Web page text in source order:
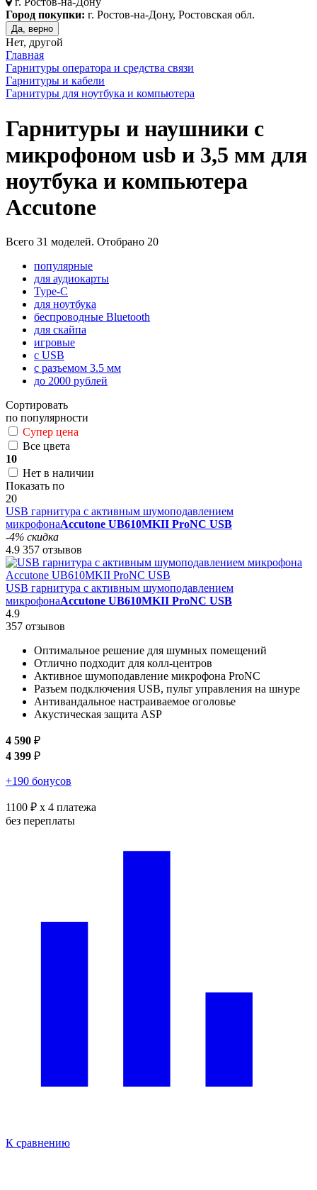
Город покупки: г. Ростов-на-Дону, Ростовская обл.
Да, верно
Нет, другой
Главная
Гарнитуры оператора и средства связи
Гарнитуры и кабели
Гарнитуры для ноутбука и компьютера
Гарнитуры и наушники с
микрофоном usb и 3,5 мм для
ноутбука и компьютера
Accutone
Всего 31 моделей. Отобрано 20
популярные
для аудиокарты
Type-C
для ноутбука
беспроводные Bluetooth
для скайпа
игровые
с USB
с разъемом 3.5 мм
до 2000 рублей
Сортировать
по популярности
Супер цена
Все цвета
10
Нет в наличии
Показать по
20
USB гарнитура с активным шумоподавлением
микрофонаAccutone UB610MKII ProNC USB
-4% скидка
4.9 357 отзывов
USB гарнитура с активным шумоподавлением
микрофонаAccutone UB610MKII ProNC USB
4.9
357 отзывов
Оптимальное решение для шумных помещений
Отлично подходит для колл-центров
Активное шумоподавление микрофона ProNC
Разъем подключения USB, пульт управления на шнуре
Антивандальное настраиваемое оголовье
Акустическая защита ASP
4 590 ₽
4 399 ₽
+190 бонусов
1100 ₽ x 4 платежа
без переплаты
К сравнению